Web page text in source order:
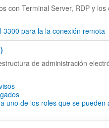
con Terminal Server, RDP y los
3300 para la la conexión remota
de administración
uno de los roles que se pueden